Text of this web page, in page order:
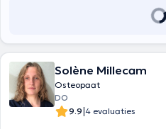
Solène Millecam
Osteopaat
DO
9.9|4 evaluaties